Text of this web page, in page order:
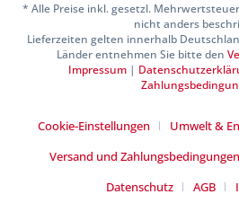
* Alle Preise inkl. gesetzl.
nicht anders
Lieferzeiten gelten innerhalb
Länder entnehmen Sie bitte den
Impressum |
Cookie-Einstellungen Umwelt &
Versand und Zahlungsbedingungen
Datenschutz
AGB